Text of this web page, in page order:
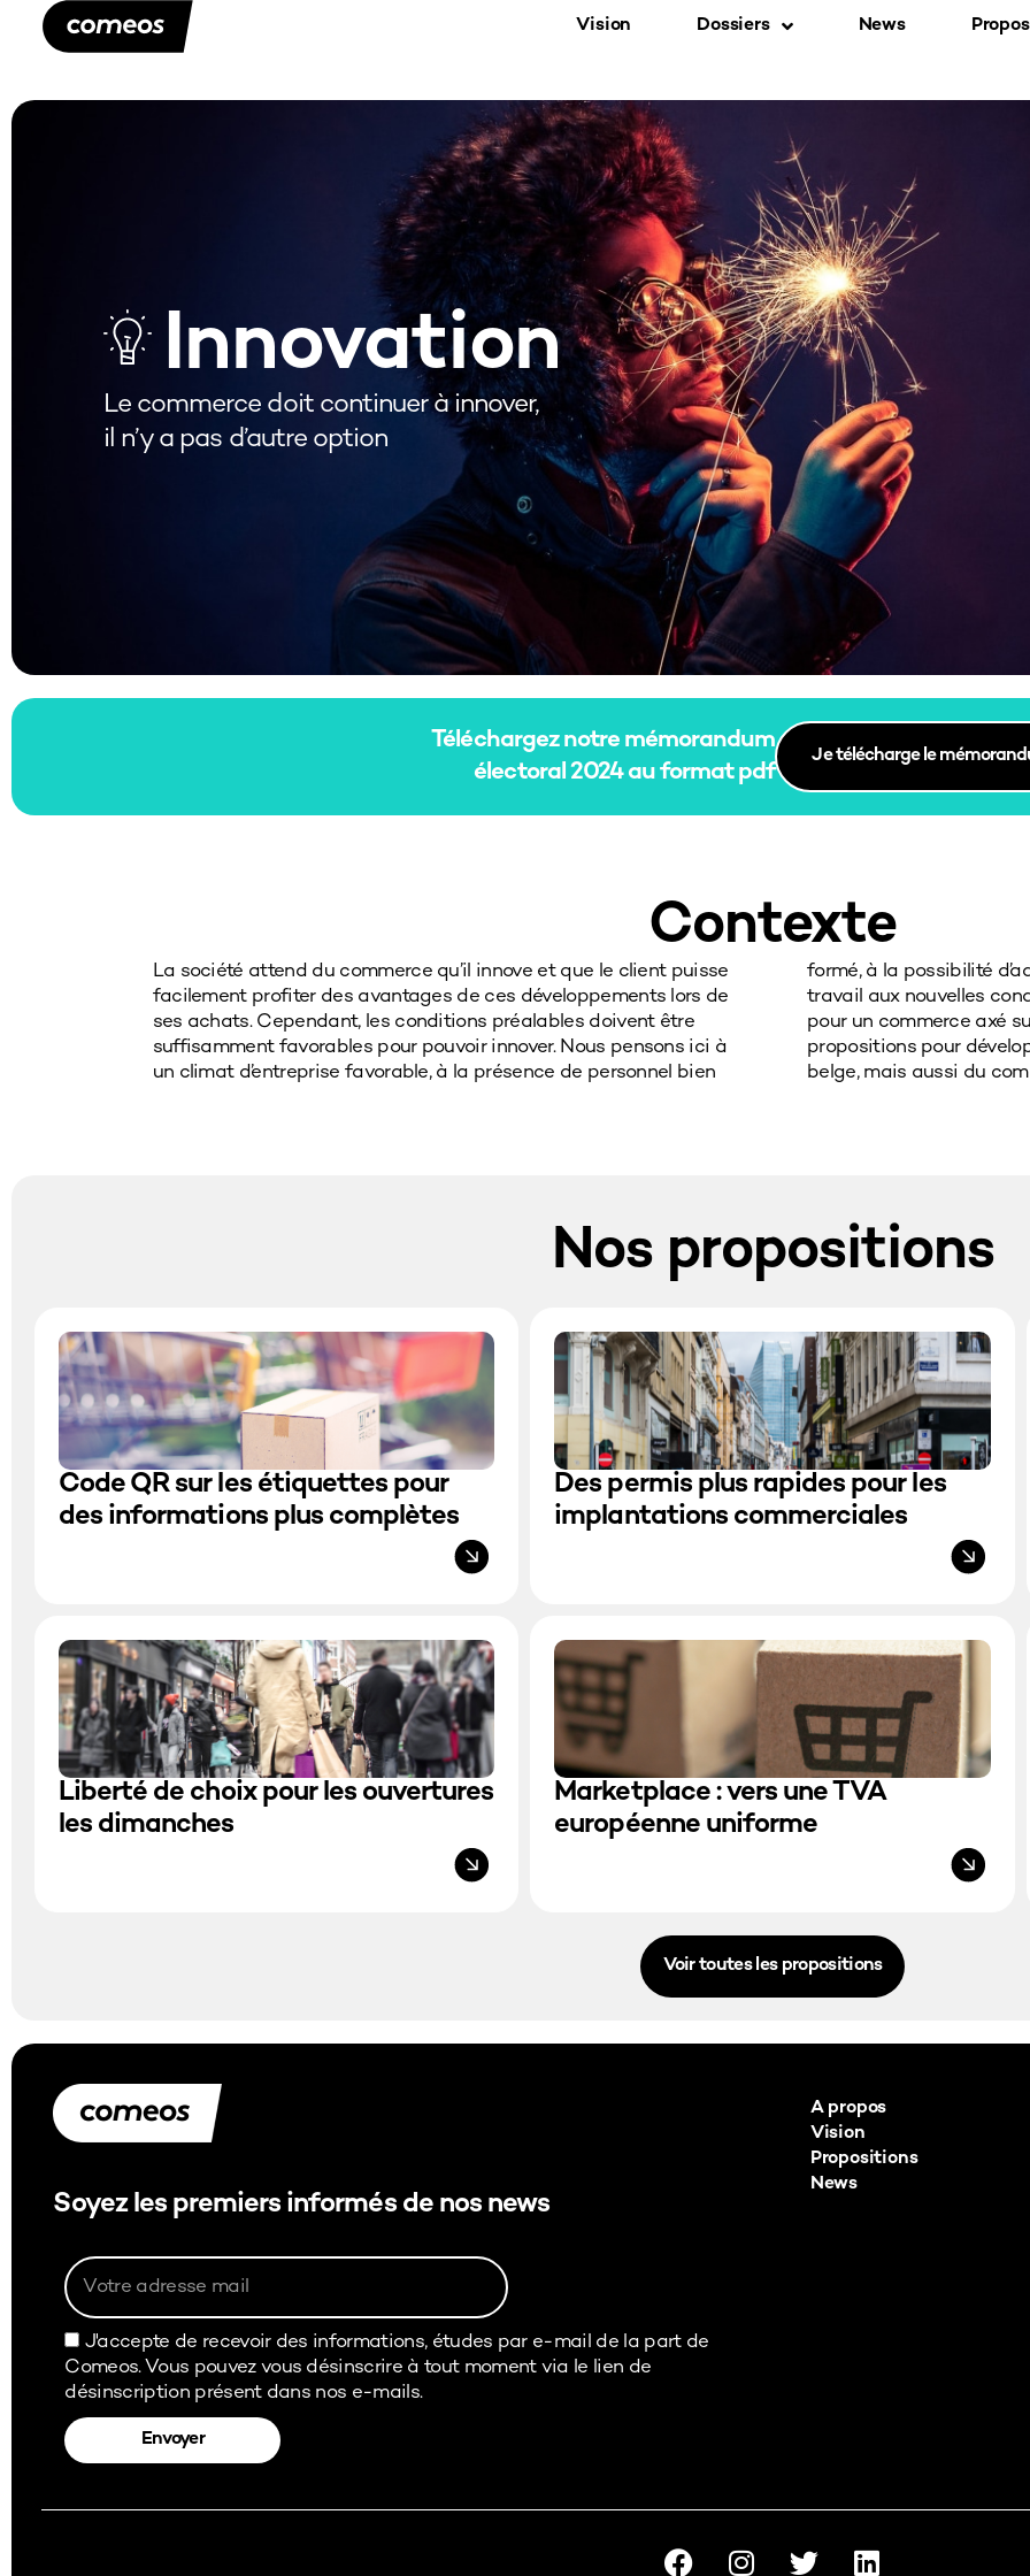
Vision Dossiers News
Innovation
Le commerce doit continuer à innover,
il n’y a pas d’autre option
Téléchargez notre mémorandum
électoral 2024 au format pdf
Je télécharge le
Contexte
La société attend du commerce qu’il innove et que le client puisse
facilement profiter des avantages de ces développements lors de
ses achats. Cependant, les conditions préalables doivent être
suffisamment favorables pour pouvoir innover. Nous pensons ici à
un climat d’entreprise favorable, à la présence de personnel bien
formé, à la possibilité d’adapter rapidement l’organisation du
travail aux nouvelles conditions de marché, à un cadre stimulant
pour un commerce axé sur les données, etc. Voici quelques
propositions pour développer davantage le potentiel du commerce
belge, mais aussi du
Nos propositions
Code QR sur les étiquettes pour
des informations plus complètes
Des permis plus rapides pour les
implantations commerciales
Liberté de choix pour les ouvertures
les dimanches
Marketplace : vers une TVA
européenne uniforme
Voir toutes les propositions
Soyez les premiers informés de nos news
J'accepte de recevoir des informations, études par e-mail de la part de
Comeos. Vous pouvez vous désinscrire à tout moment via le lien de
désinscription présent dans nos e-mails.
Envoyer
A propos
Vision
Propositions
News